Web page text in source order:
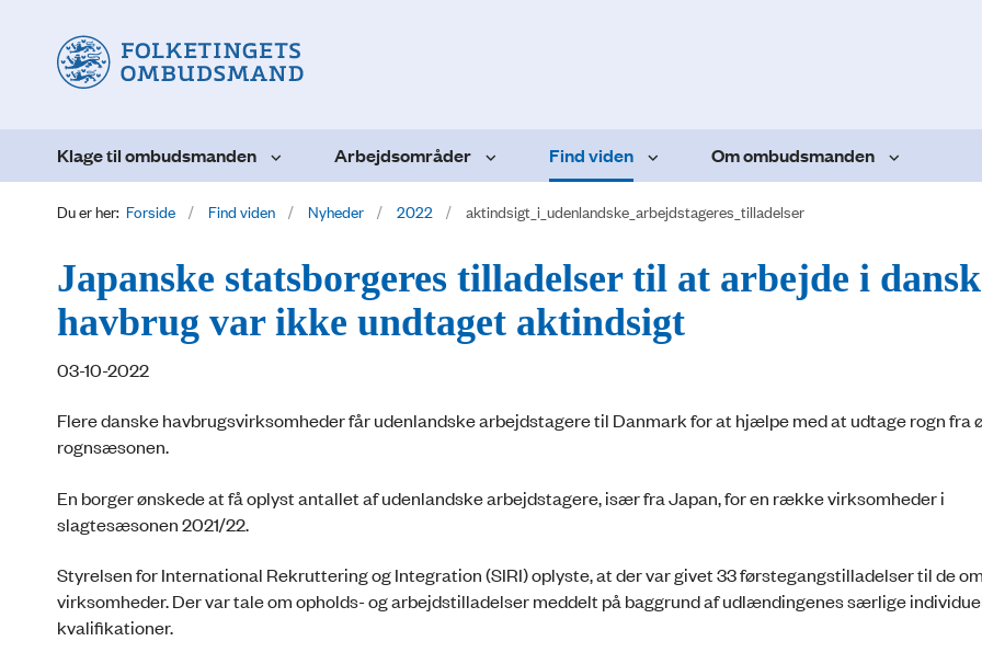
Klage til ombudsmanden Arbejdsområder Find viden Om ombudsmanden
Du er her: Forside Find viden Nyheder 2022 aktindsigt_i_udenlandske_arbejdstageres_tilladelser
Japanske statsborgeres tilladelser til at arbejde i
havbrug var ikke undtaget aktindsigt
03-10-2022
Flere danske havbrugsvirksomheder får udenlandske arbejdstagere til Danmark for at hjælpe med at udtage rogn fra
rognsæsonen.
En borger ønskede at få oplyst antallet af udenlandske arbejdstagere, især fra Japan, for en række virksomheder i
slagtesæsonen 2021/22.
Styrelsen for International Rekruttering og Integration (SIRI) oplyste, at der var givet 33 førstegangstilladelser til de
virksomheder. Der var tale om opholds- og arbejdstilladelser meddelt på baggrund af udlændingenes særlige
kvalifikationer.